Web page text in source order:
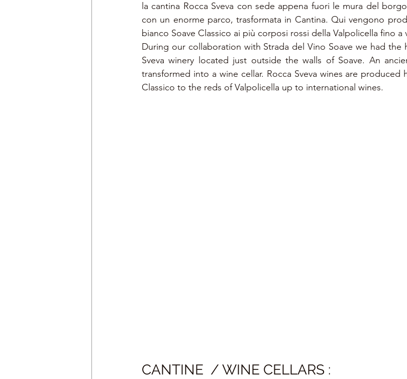
la cantina Rocca Sveva con sede appena fuori le mura del
con un enorme parco, trasformata in Cantina. Qui vengono
bianco Soave Classico ai più corposi rossi della Valpolicella fino a
During our collaboration with Strada del Vino Soave we had the
Sveva winery located just outside the walls of Soave. An
transformed into a wine cellar. Rocca Sveva wines are produced
Classico to the reds of Valpolicella up to international wines.
CANTINE / WINE CELLARS :